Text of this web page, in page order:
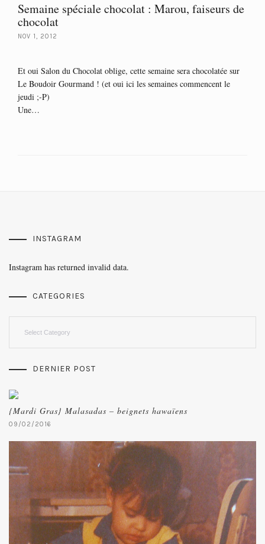
Semaine spéciale chocolat : Marou, faiseurs de
chocolat
NOV 1, 2012
Et oui Salon du Chocolat oblige, cette semaine sera chocolatée sur
Le Boudoir Gourmand ! (et oui ici les semaines commencent le
jeudi ;-P)
Une…
INSTAGRAM
Instagram has returned invalid data.
CATEGORIES
DERNIER POST
{Mardi Gras} Malasadas – beignets hawaïens
09/02/2016